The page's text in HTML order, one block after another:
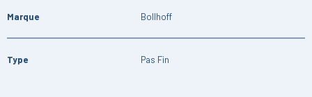
Marque Bollhoff
Type Pas Fin